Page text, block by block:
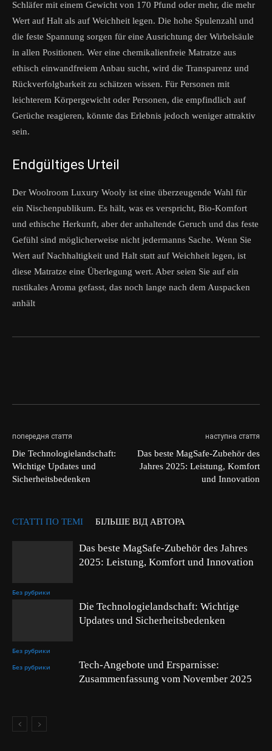
Schläfer mit einem Gewicht von 170 Pfund oder mehr, die mehr
Wert auf Halt als auf Weichheit legen. Die hohe Spulenzahl und
die feste Spannung sorgen für eine Ausrichtung der Wirbelsäule
in allen Positionen. Wer eine chemikalienfreie Matratze aus
ethisch einwandfreiem Anbau sucht, wird die Transparenz und
Rückverfolgbarkeit zu schätzen wissen. Für Personen mit
leichterem Körpergewicht oder Personen, die empfindlich auf
Gerüche reagieren, könnte das Erlebnis jedoch weniger attraktiv
sein.
Endgültiges Urteil
Der Woolroom Luxury Wooly ist eine überzeugende Wahl für
ein Nischenpublikum. Es hält, was es verspricht, Bio-Komfort
und ethische Herkunft, aber der anhaltende Geruch und das feste
Gefühl sind möglicherweise nicht jedermanns Sache. Wenn Sie
Wert auf Nachhaltigkeit und Halt statt auf Weichheit legen, ist
diese Matratze eine Überlegung wert. Aber seien Sie auf ein
rustikales Aroma gefasst, das noch lange nach dem Auspacken
anhält
попередня стаття
Die Technologielandschaft:
Wichtige Updates und
Sicherheitsbedenken
наступна стаття
Das beste MagSafe-Zubehör des
Jahres 2025: Leistung, Komfort
und Innovation
СТАТТІ ПО ТЕМІ БІЛЬШЕ ВІД АВТОРА
Без рубрики
Das beste MagSafe-Zubehör des Jahres
2025: Leistung, Komfort und Innovation
Без рубрики
Die Technologielandschaft: Wichtige
Updates und Sicherheitsbedenken
Без рубрики
Tech-Angebote und Ersparnisse:
Zusammenfassung vom November 2025